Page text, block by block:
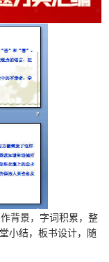
背景，字词积累，整
小结，板书设计，随